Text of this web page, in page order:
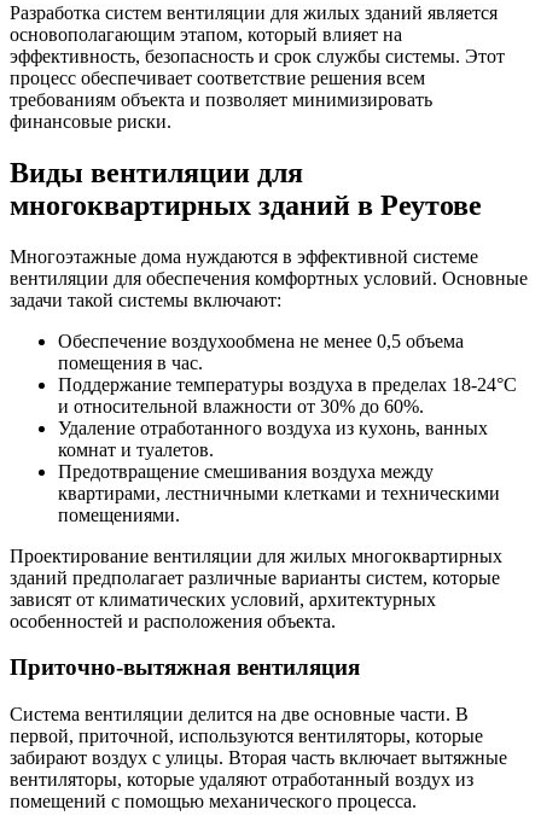
Разработка систем вентиляции для жилых зданий является
основополагающим этапом, который влияет на
эффективность, безопасность и срок службы системы. Этот
процесс обеспечивает соответствие решения всем
требованиям объекта и позволяет минимизировать
финансовые риски.
Виды вентиляции для
многоквартирных зданий в Реутове
Многоэтажные дома нуждаются в эффективной системе
вентиляции для обеспечения комфортных условий. Основные
задачи такой системы включают:
Обеспечение воздухообмена не менее 0,5 объема
помещения в час.
Поддержание температуры воздуха в пределах 18-24°C
и относительной влажности от 30% до 60%.
Удаление отработанного воздуха из кухонь, ванных
комнат и туалетов.
Предотвращение смешивания воздуха между
квартирами, лестничными клетками и техническими
помещениями.
Проектирование вентиляции для жилых многоквартирных
зданий предполагает различные варианты систем, которые
зависят от климатических условий, архитектурных
особенностей и расположения объекта.
Приточно-вытяжная вентиляция
Система вентиляции делится на две основные части. В
первой, приточной, используются вентиляторы, которые
забирают воздух с улицы. Вторая часть включает вытяжные
вентиляторы, которые удаляют отработанный воздух из
помещений с помощью механического процесса.